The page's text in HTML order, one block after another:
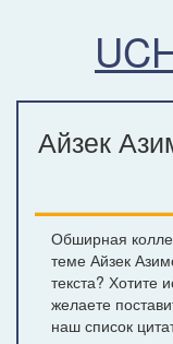
Айзек
Обширная
теме Айзек
текста? Хотите
желаете
наш список